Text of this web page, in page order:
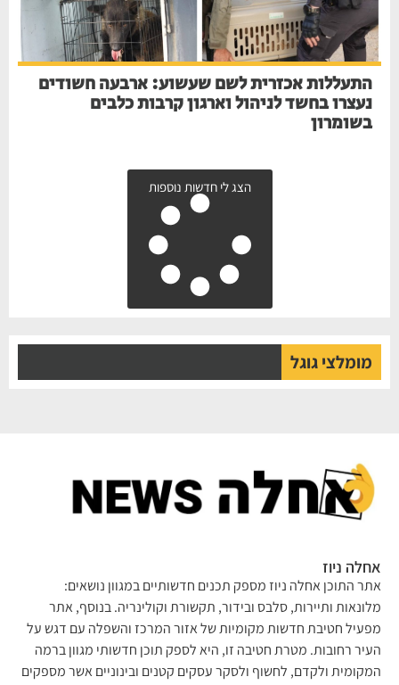
התעללות אכזרית לשם שעשוע: ארבעה חשודים
נעצרו בחשד לניהול וארגון קרבות כלבים
בשומרון
הצג לי חדשות נוספות
מומלצי גוגל
אחלה ניוז
אתר התוכן אחלה ניוז מספק תכנים חדשותיים במגוון נושאים:
מלונאות ותיירות, סלבס ובידור, תקשורת וקולינריה. בנוסף, אתר
מפעיל חטיבת חדשות מקומיות של אזור המרכז והשפלה עם דגש על
העיר רחובות. מטרת חטיבה זו, היא לספק תוכן חדשותי מגוון ברמה
המקומית ולקדם, לחשוף ולסקר עסקים קטנים ובינוניים אשר מספקים